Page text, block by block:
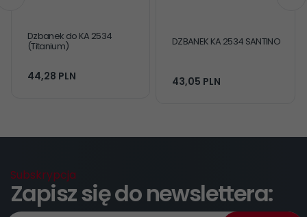
Dzbanek do KA 2534
(Titanium)
44,28 PLN
DZBANEK KA 2534 SANTINO
43,05 PLN
Subskrypcja
Zapisz się do newslettera: